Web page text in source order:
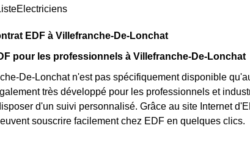
EDF à Villefranche-De-Lonchat
pour les professionnels à Villefranche-De-Lonchat
De-Lonchat n'est pas spécifiquement disponible
très développé pour les professionnels et
d'un suivi personnalisé. Grâce au site Internet
souscrire facilement chez EDF en quelques clics.